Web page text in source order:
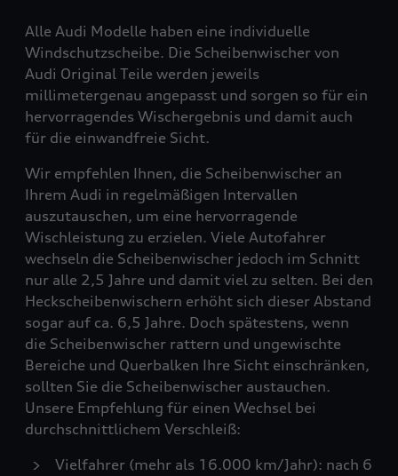
Alle Audi Modelle haben eine individuelle
Windschutzscheibe. Die Scheibenwischer von
Audi Original Teile werden jeweils
millimetergenau angepasst und sorgen so für ein
hervorragendes Wischergebnis und damit auch
für die einwandfreie Sicht.
Wir empfehlen Ihnen, die Scheibenwischer an
Ihrem Audi in regelmäßigen Intervallen
auszutauschen, um eine hervorragende
Wischleistung zu erzielen. Viele Autofahrer
wechseln die Scheibenwischer jedoch im Schnitt
nur alle 2,5 Jahre und damit viel zu selten. Bei den
Heckscheibenwischern erhöht sich dieser Abstand
sogar auf ca. 6,5 Jahre. Doch spätestens, wenn
die Scheibenwischer rattern und ungewischte
Bereiche und Querbalken Ihre Sicht einschränken,
sollten Sie die Scheibenwischer austauchen.
Unsere Empfehlung für einen Wechsel bei
durchschnittlichem Verschleiß:
Vielfahrer (mehr als 16.000 km/Jahr): nach 6